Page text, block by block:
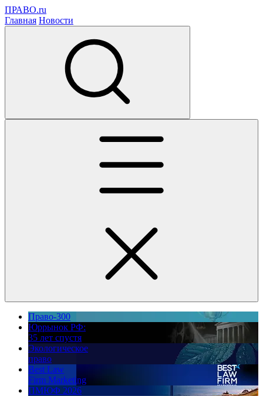
ПРАВО.ru
Главная Новости
Право-300
Юррынок РФ:
35 лет спустя
Экологическое
право
Best Law
Firm Marketing
ПМЮФ 2026